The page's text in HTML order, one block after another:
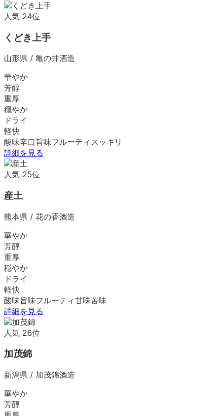
人気 24位
くどき上手
山形県 / 亀の井酒造
華やか
芳醇
重厚
穏やか
ドライ
軽快
酸味辛口 旨味フルーティ スッキリ
詳細を見る
人気 25位
産土
熊本県 / 花の香酒造
華やか
芳醇
重厚
穏やか
ドライ
軽快
酸味旨味フルーティ甘味苦味
詳細を見る
人気 26位
加茂錦
新潟県 / 加茂錦酒造
華やか
芳醇